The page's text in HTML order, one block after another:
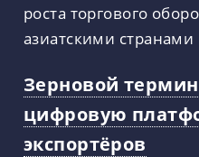
роста торгового
азиатскими странами
Зерновой
цифровую
экспортёров